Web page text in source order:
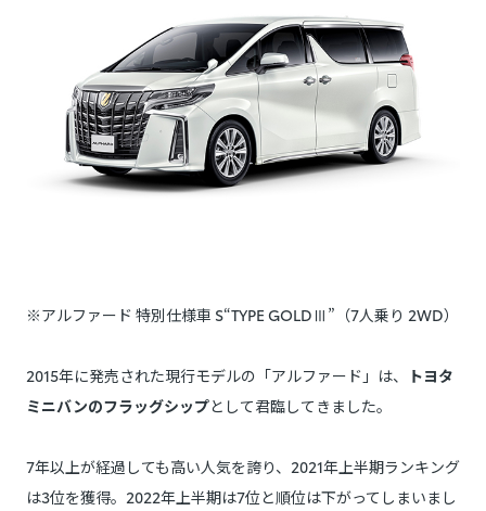
※アルファード 特別仕様車 S“TYPE GOLDⅢ”（7人乗り 2WD）
2015年に発売された現行モデルの「アルファード」は、
トヨタ
ミニバンのフラッグシップとして君臨してきました。
7年以上が経過しても高い人気を誇り、2021年上半期ランキング
は3位を獲得。2022年上半期は7位と順位は下がってしまいまし